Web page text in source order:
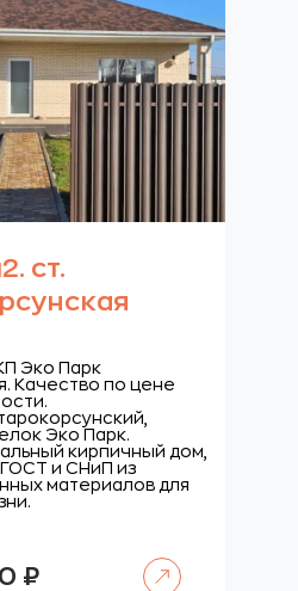
ст.
Эко Парк
Качество по цене
Эко Парк.
кирпичный дом,
и СНиП из
материалов для
₽